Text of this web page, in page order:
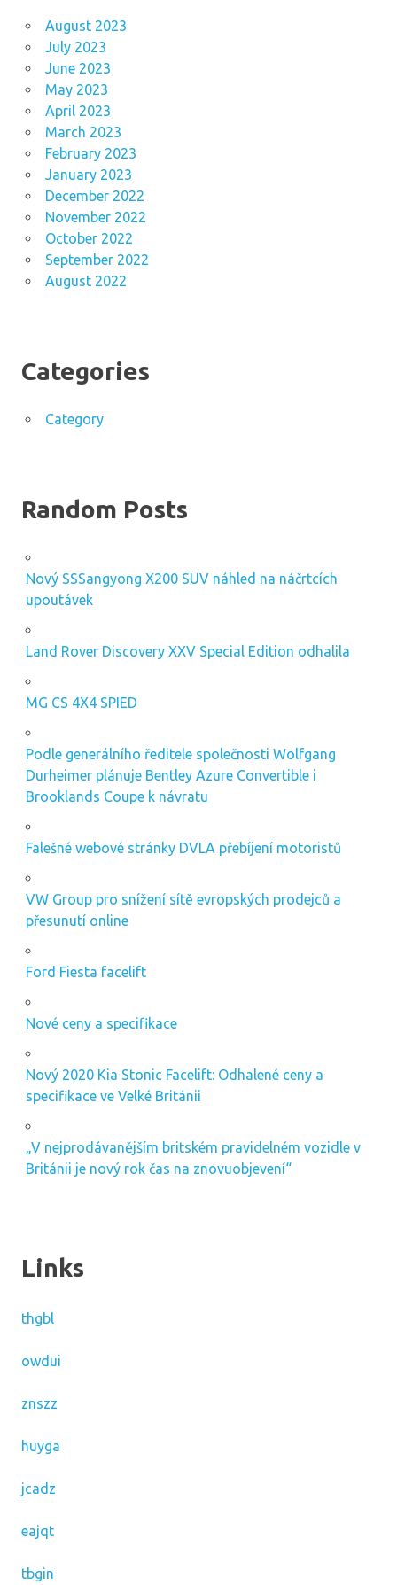
August 2023
July 2023
June 2023
May 2023
April 2023
March 2023
February 2023
January 2023
December 2022
November 2022
October 2022
September 2022
August 2022
Categories
Category
Random Posts
Nový SSSangyong X200 SUV náhled na náčrtcích
upoutávek
Land Rover Discovery XXV Special Edition odhalila
MG CS 4X4 SPIED
Podle generálního ředitele společnosti Wolfgang
Durheimer plánuje Bentley Azure Convertible i
Brooklands Coupe k návratu
Falešné webové stránky DVLA přebíjení motoristů
VW Group pro snížení sítě evropských prodejců a
přesunutí online
Ford Fiesta facelift
Nové ceny a specifikace
Nový 2020 Kia Stonic Facelift: Odhalené ceny a
specifikace ve Velké Británii
„V nejprodávanějším britském pravidelném vozidle v
Británii je nový rok čas na znovuobjevení“
Links
thgbl
owdui
znszz
huyga
jcadz
eajqt
tbgin